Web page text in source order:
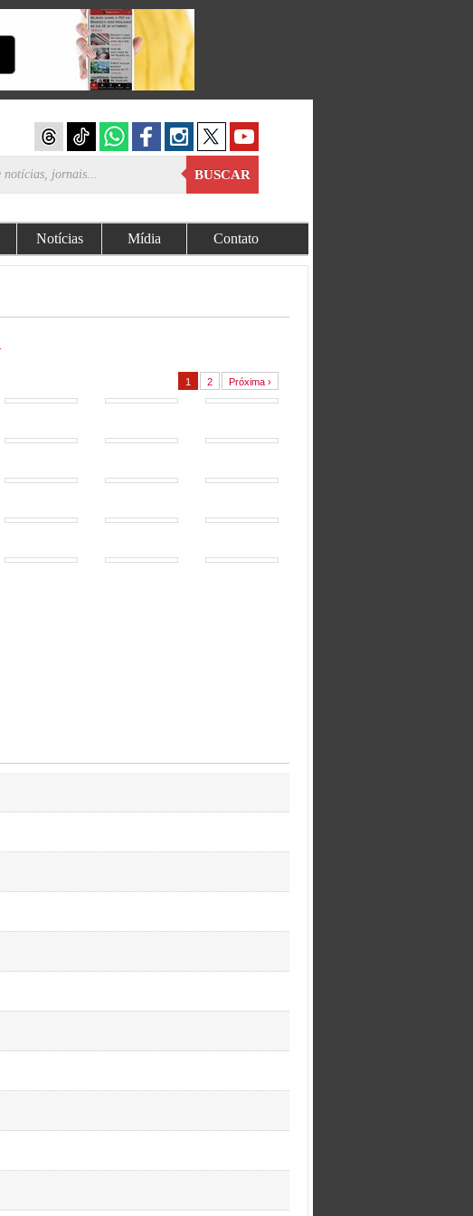
BUSCAR
Notícias Mídia Contato
1 2 Próxima ›